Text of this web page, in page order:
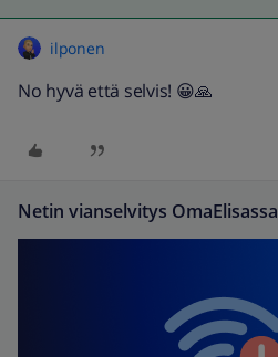
ilponen
No hyvä että selvis! 😀🙏
Netin vianselvitys OmaElisassa